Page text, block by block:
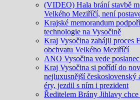
(VIDEO) Hala brání stavbě
Velkého Meziříčí, není
Krajské memorandum
technologie na Vysočině
Kraj Vysočina zahájil proces
obchvatu Velkého Meziříčí
ANO Vysočina vede
Kraj Vysočina si pořídí do
nejluxusnější československý
éry, jezdil s ním i prezident
Ředitelem Brány Jihlavy